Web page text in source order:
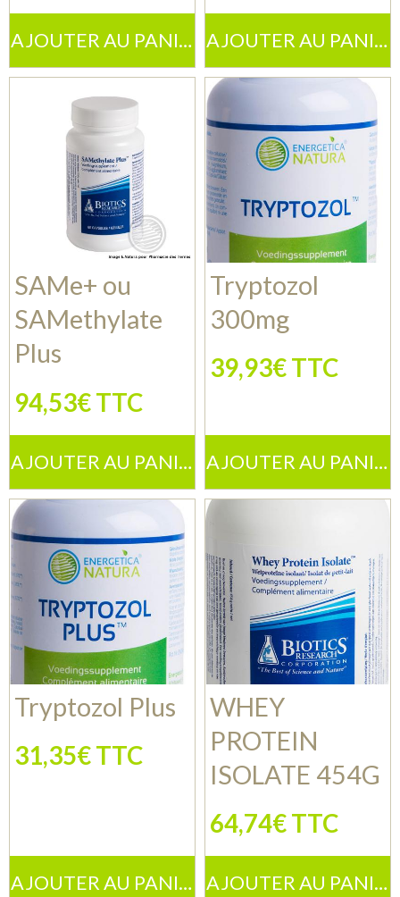
AJOUTER AU PANIER AJOUTER AU PANIER
SAMe+ ou
SAMethylate
Plus
94,53€ TTC
AJOUTER AU PANIER
Tryptozol
300mg
39,93€ TTC
AJOUTER AU PANIER
Tryptozol Plus
31,35€ TTC
AJOUTER AU PANIER
WHEY
PROTEIN
ISOLATE 454G
64,74€ TTC
AJOUTER AU PANIER